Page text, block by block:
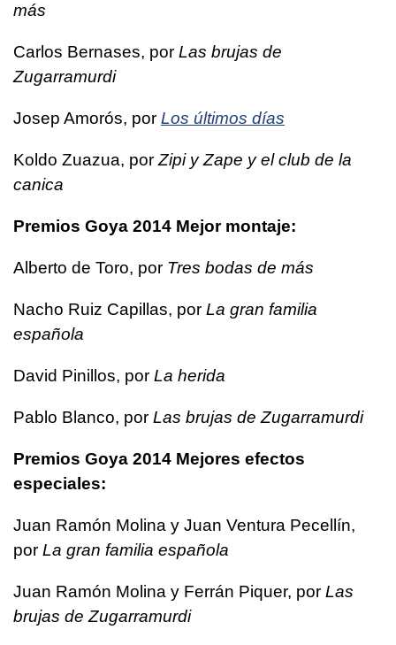
más
Carlos Bernases, por Las brujas de
Zugarramurdi
Josep Amorós, por Los últimos días
Koldo Zuazua, porZipi y Zape y el club de la
canica
Premios Goya 2014 Mejor montaje:
Alberto de Toro, por Tres bodas de más
Nacho Ruiz Capillas, por La gran familia
española
David Pinillos, por La herida
Pablo Blanco, por Las brujas de Zugarramurdi
Premios Goya 2014 Mejores efectos
especiales:
Juan Ramón Molina y Juan Ventura Pecellín,
por La gran familia española
Juan Ramón Molina y Ferrán Piquer, por Las
brujas de Zugarramurdi